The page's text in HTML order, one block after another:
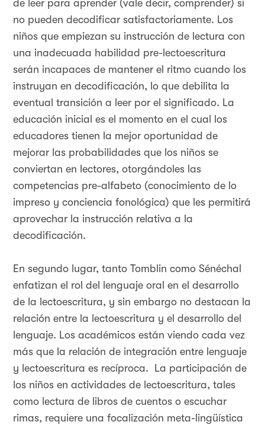
de leer para aprender (vale decir, comprender) si
no pueden decodificar satisfactoriamente. Los
niños que empiezan su instrucción de lectura con
una inadecuada habilidad pre-lectoescritura
serán incapaces de mantener el ritmo cuando los
instruyan en decodificación, lo que debilita la
eventual transición a leer por el significado. La
educación inicial es el momento en el cual los
educadores tienen la mejor oportunidad de
mejorar las probabilidades que los niños se
conviertan en lectores, otorgándoles las
competencias pre-alfabeto (conocimiento de lo
impreso y conciencia fonológica) que les permitirá
aprovechar la instrucción relativa a la
decodificación.
En segundo lugar, tanto Tomblin como Sénéchal
enfatizan el rol del lenguaje oral en el desarrollo
de la lectoescritura, y sin embargo no destacan la
relación entre la lectoescritura y el desarrollo del
lenguaje. Los académicos están viendo cada vez
más que la relación de integración entre lenguaje
y lectoescritura es recíproca. La participación de
los niños en actividades de lectoescritura, tales
como lectura de libros de cuentos o escuchar
rimas, requiere una focalización meta-lingüística